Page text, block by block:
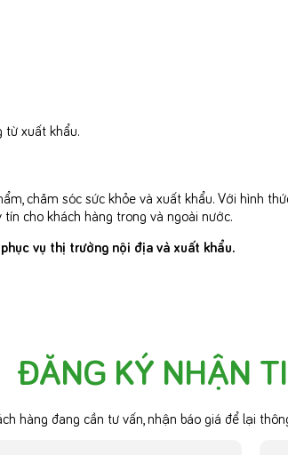
xuất khẩu.
chăm sóc sức khỏe và xuất khẩu. Với hình
cho khách hàng trong và ngoài nước.
vụ thị trường nội địa và xuất khẩu.
ĐĂNG KÝ NHẬN
hàng đang cần tư vấn, nhận báo giá để lại